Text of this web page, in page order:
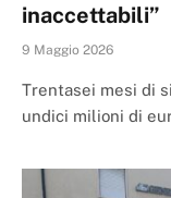
inaccettabili”
9 Maggio 2026
Trentasei mesi di
undici milioni di